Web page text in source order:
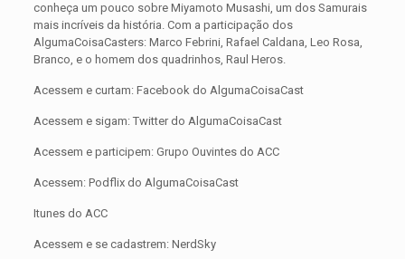
conheça um pouco sobre Miyamoto Musashi, um dos Samurais
mais incríveis da história. Com a participação dos
AlgumaCoisaCasters: Marco Febrini, Rafael Caldana, Leo Rosa,
Branco, e o homem dos quadrinhos, Raul Heros.
Acessem e curtam: Facebook do AlgumaCoisaCast
Acessem e sigam: Twitter do AlgumaCoisaCast
Acessem e participem: Grupo Ouvintes do ACC
Acessem: Podflix do AlgumaCoisaCast
Itunes do ACC
Acessem e se cadastrem: NerdSky